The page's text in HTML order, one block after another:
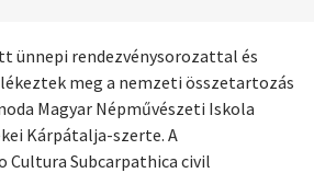
ünnepi rendezvénysorozattal és
meg a nemzeti összetartozás
Magyar Népművészeti Iskola
Kárpátalja-szerte. A
Cultura Subcarpathica civil